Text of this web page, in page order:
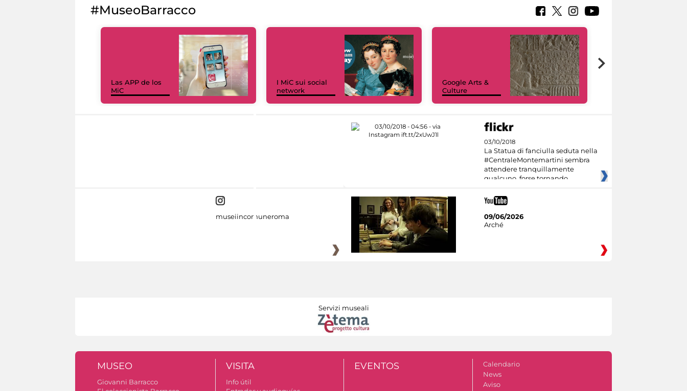
#MuseoBarracco
Las APP de los
MiC
I MiC sui social
network
Google Arts &
Culture
03/10/2018
La Statua di fanciulla seduta nella
#CentraleMontemartini sembra
attendere tranquillamente
qualcuno, forse tornando
museiincomuneroma
09/06/2026
Arché
Servizi museali
MUSEO
Giovanni Barracco
VISITA
Info útil
EVENTOS
Calendario
News
Aviso